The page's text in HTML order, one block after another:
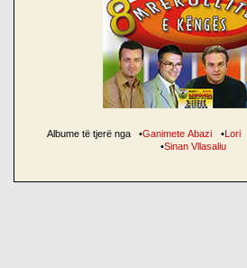
Albume të tjerë nga •Ganimete Abazi •Lori
•Sinan Vllasaliu